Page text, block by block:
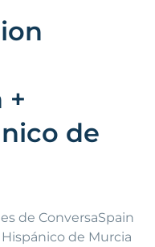
+
de
de ConversaSpain
Hispánico de Murcia